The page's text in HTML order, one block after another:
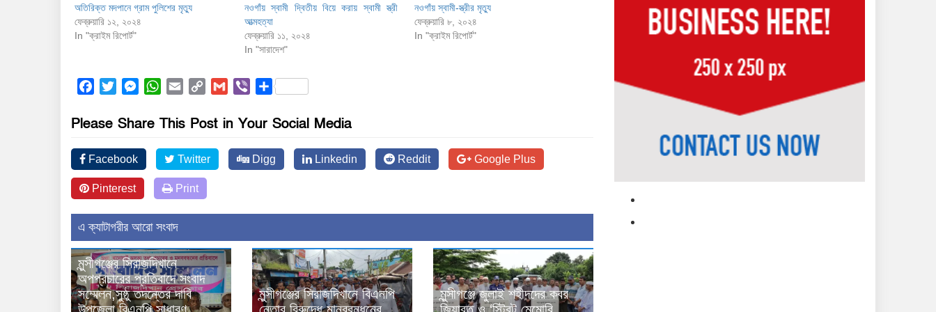
অতিরিক্ত মদপানে গ্রাম পুলিশের মৃত্যু
ফেব্রুয়ারি ১২, ২০২৪
In "ক্রাইম রিপোর্ট"
নওগাঁয় স্বামী দ্বিতীয় বিয়ে করায় স্বামী স্ত্রী
আত্মহত্যা
ফেব্রুয়ারি ১১, ২০২৪
In "সারাদেশ"
নওগাঁয় স্বামী-স্ত্রীর মৃত্যু
ফেব্রুয়ারি ৮, ২০২৪
In "ক্রাইম রিপোর্ট"
Facebook
TwitterMessenger
WhatsApp
Email Copy
Gmail ViberShare
Please Share This Post in Your Social Media
Facebook Twitter Digg Linkedin Reddit Google Plus
Pinterest Print
এ ক্যাটাগরীর আরো সংবাদ
মুন্সীগঞ্জের সিরাজদিখানে
অপপ্রচারের প্রতিবাদে সংবাদ
সম্মেলন,সুষ্ঠু তদন্তের দাবি
মুন্সীগঞ্জের সিরাজদিখানে বিএনপি
মুন্সীগঞ্জে জুলাই শহীদদের কবর